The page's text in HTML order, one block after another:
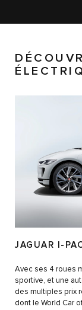
JAGUAR I-
Avec ses 4 roues
sportive, et une
des multiples prix
dont le World Car